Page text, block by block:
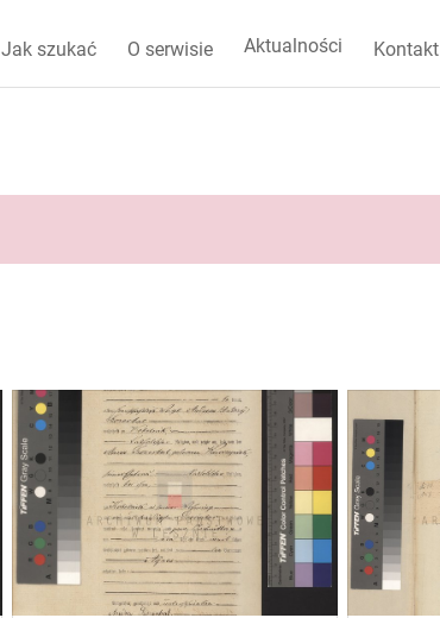
Jak szukać O serwisie Aktualności Kontakt